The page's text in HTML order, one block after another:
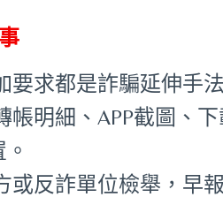
求都是詐騙延伸手法
明細、APP截圖、
或反詐單位檢舉，早